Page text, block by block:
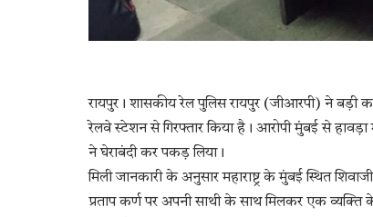
रायपुर। शासकीय रेल पुलिस रायपुर (जीआरपी) ने बड़ी
रेलवे स्टेशन से गिरफ्तार किया है। आरोपी मुंबई से
ने घेराबंदी कर पकड़ लिया।
मिली जानकारी के अनुसार महाराष्ट्र के मुंबई स्थित
प्रताप कर्ण पर अपनी साथी के साथ मिलकर एक